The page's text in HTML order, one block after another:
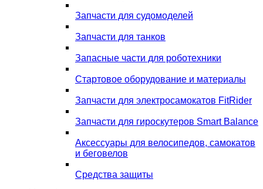
Запчасти для судомоделей
Запчасти для танков
Запасные части для роботехники
Стартовое оборудование и материалы
Запчасти для электросамокатов FitRider
Запчасти для гироскутеров Smart Balance
Аксессуары для велосипедов, самокатов
и беговелов
Средства защиты